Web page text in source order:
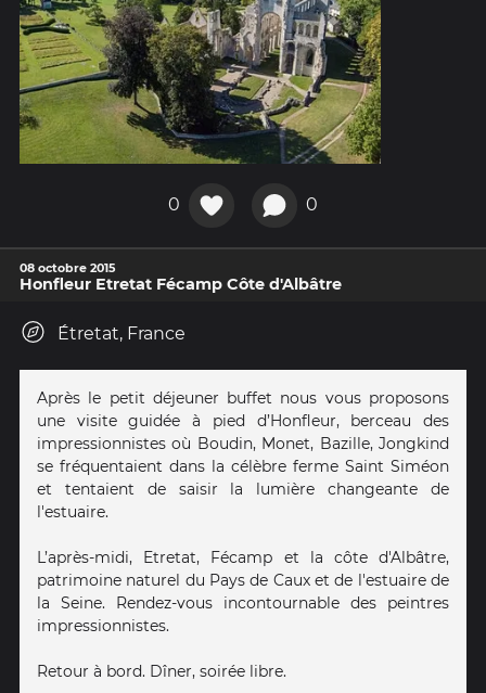
0 0
08 octobre 2015
Honfleur Etretat Fécamp Côte d'Albâtre
Étretat, France
Après le petit déjeuner buffet nous vous proposons
une visite guidée à pied d’Honfleur, berceau des
impressionnistes où Boudin, Monet, Bazille, Jongkind
se fréquentaient dans la célèbre ferme Saint Siméon
et tentaient de saisir la lumière changeante de
l'estuaire.
L’après-midi, Etretat, Fécamp et la côte d'Albâtre,
patrimoine naturel du Pays de Caux et de l'estuaire de
la Seine. Rendez-vous incontournable des peintres
impressionnistes.
Retour à bord. Dîner, soirée libre.